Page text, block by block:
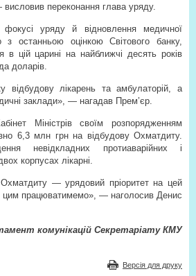
переконання глава уряду.
уряду й відновлення медичної
з останньою оцінкою Світового банку,
в цій царині на найближчі десять років
доларів.
лікарень та амбулаторій, а
заклади», — нагадав Прем’єр.
Міністрів своїм розпорядженням
6,3 млн грн на відбудову Охматдиту.
невідкладних протиаварійних і
корпусах лікарні.
— урядовий пріоритет на цей
цим працюватимемо», — наголосив Денис
комунікацій Секретаріату КМУ
Версія для друку